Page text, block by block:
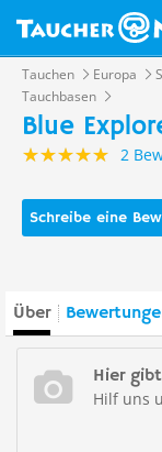
Tauchen Europa
Tauchbasen
Blue
2
Schreibe eine
Über
Hier
Hilf uns